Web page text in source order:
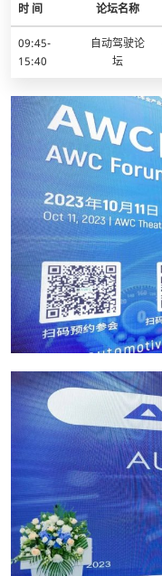
时 间 论坛名称
09:45-
15:40
自动驾驶论
坛